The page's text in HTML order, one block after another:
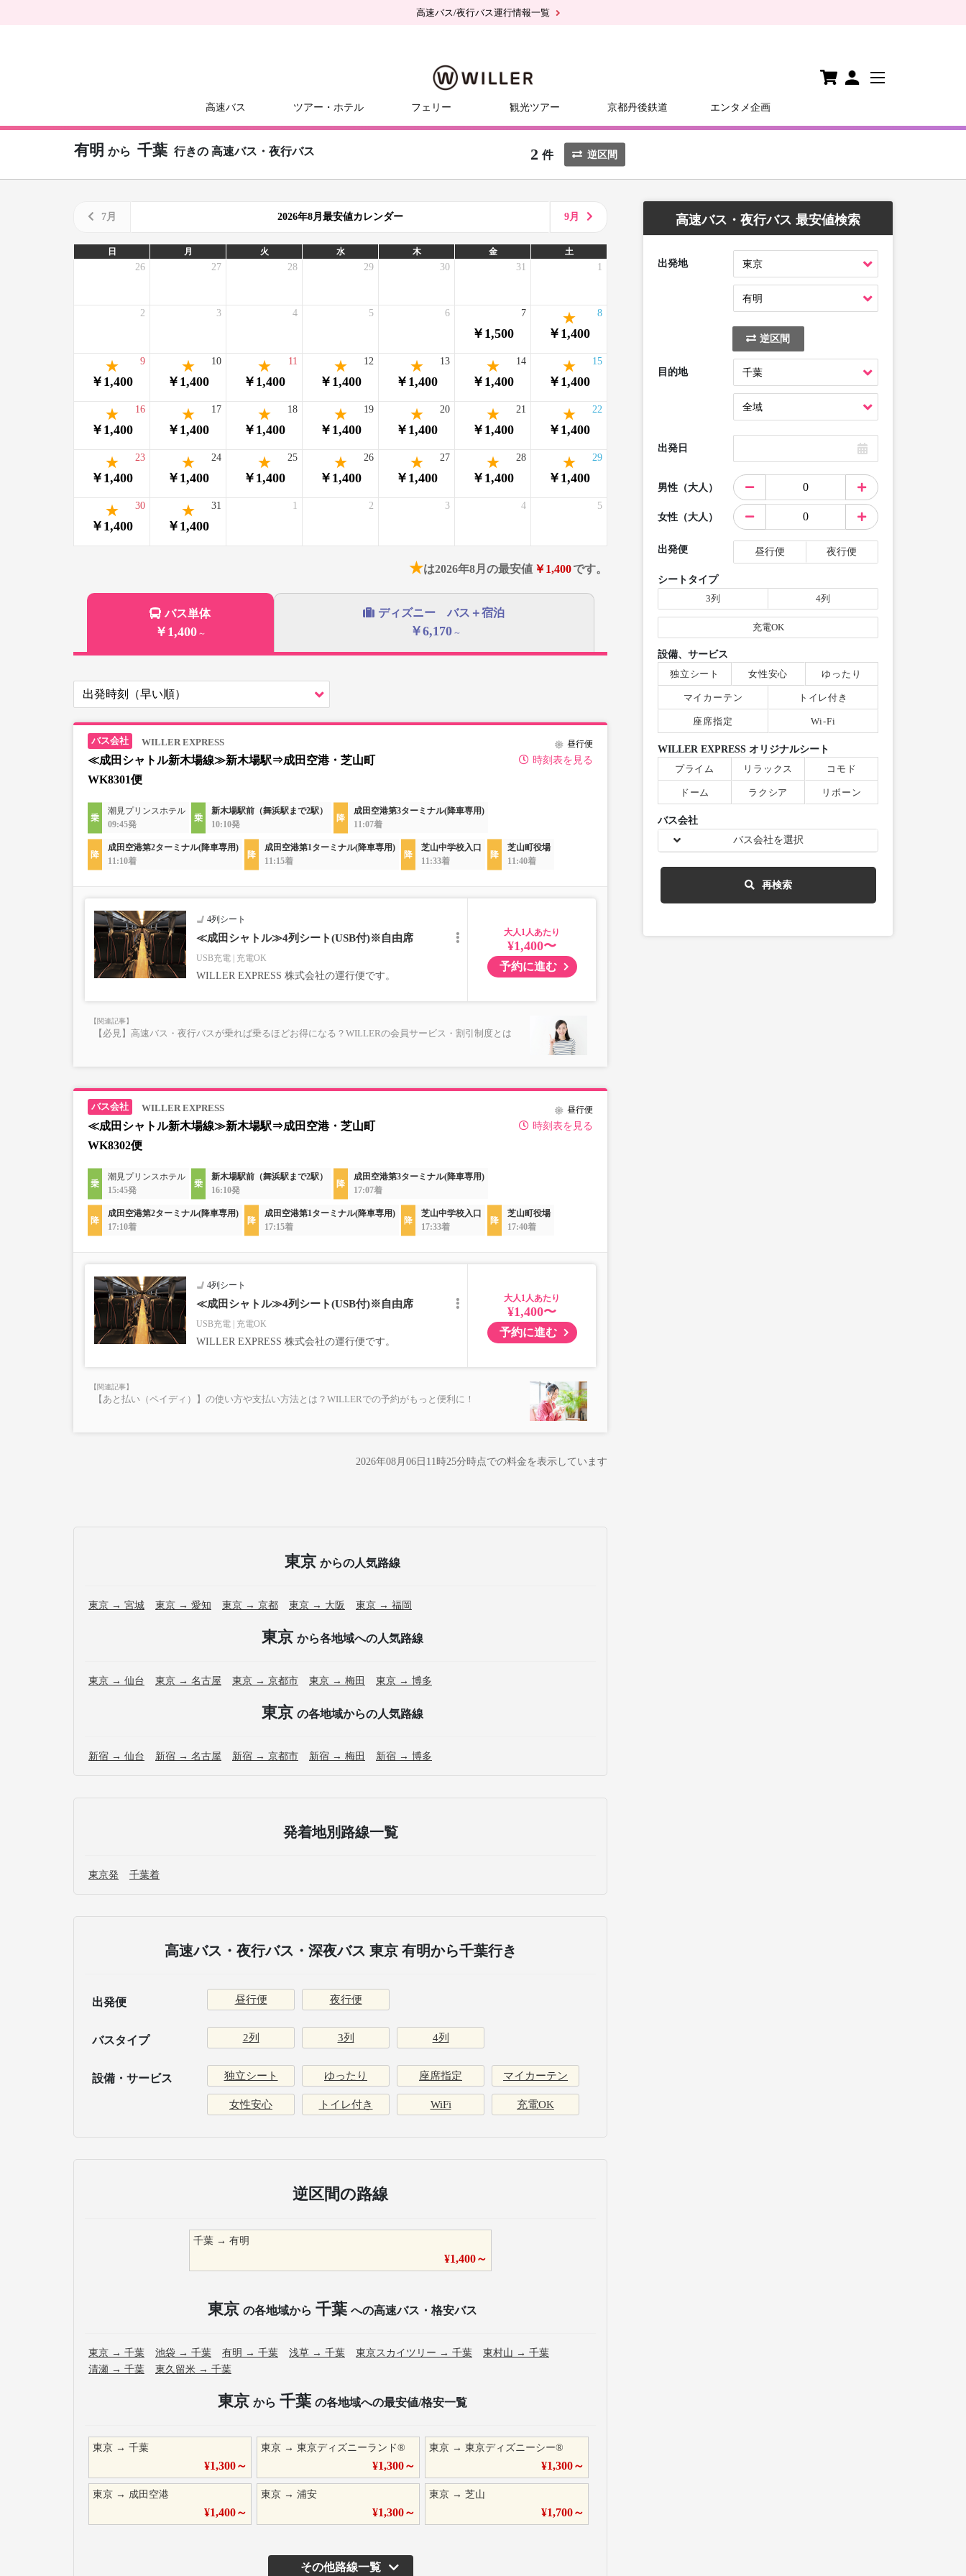
高速バス/夜行バス運行情報一覧
高速バス ツアー・ホテル フェリー 観光ツアー 京都丹後鉄道 エンタメ企画
有明 から 千葉 行きの 高速バス・夜行バス 2 件 逆区間
7月 2026年8月最安値カレンダー 9月
日 月 火 水 木 金 土
26 27 28 29 30 31 1
2 3 4 5 6
￥1,500
7
￥1,400
8
￥1,400
9
￥1,400
10
￥1,400
11
￥1,400
12
￥1,400
13
￥1,400
14
￥1,400
15
￥1,400
16
￥1,400
17
￥1,400
18
￥1,400
19
￥1,400
20
￥1,400
21
￥1,400
22
￥1,400
23
￥1,400
24
￥1,400
25
￥1,400
26
￥1,400
27
￥1,400
28
￥1,400
29
￥1,400
30
￥1,400
31 1 2 3 4 5
★は2026年8月の最安値 ￥1,400です。
バス単体
￥1,400 ～
ディズニー バス＋宿泊
￥6,170 ～
WILLER EXPRESS
≪成田シャトル新木場線≫新木場駅⇒成田空港・芝山町
WK8301便
時刻表を見る
昼行便
潮見プリンスホテル
09:45発
新木場駅前（舞浜駅まで2駅）
10:10発
成田空港第3ターミナル(降車専用)
11:07着
成田空港第2ターミナル(降車専用)
11:10着
成田空港第1ターミナル(降車専用)
11:15着
芝山中学校入口
11:33着
芝山町役場
11:40着
4列シート
≪成田シャトル≫4列シート(USB付)※自由席
USB充電 充電OK
WILLER EXPRESS 株式会社の運行便です。
大人
¥1,400〜
予約に進む
【必見】高速バス・夜行バスが乗れば乗るほどお得になる？WILLERの会員サービス・割引制度とは
WILLER EXPRESS
≪成田シャトル新木場線≫新木場駅⇒成田空港・芝山町
WK8302便
時刻表を見る
昼行便
潮見プリンスホテル
15:45発
新木場駅前（舞浜駅まで2駅）
16:10発
成田空港第3ターミナル(降車専用)
17:07着
成田空港第2ターミナル(降車専用)
17:10着
成田空港第1ターミナル(降車専用)
17:15着
芝山中学校入口
17:33着
芝山町役場
17:40着
4列シート
≪成田シャトル≫4列シート(USB付)※自由席
USB充電 充電OK
WILLER EXPRESS 株式会社の運行便です。
大人
¥1,400〜
予約に進む
【あと払い（ペイディ）】の使い方や支払い方法とは？WILLERでの予約がもっと便利に！
2026年08月06日11時25分時点での料金を表示しています
東京 からの人気路線
東京 → 宮城 東京 → 愛知 東京 → 京都 東京 → 大阪 東京 → 福岡
東京 から各地域への人気路線
東京 → 仙台 東京 → 名古屋 東京 → 京都市 東京 → 梅田 東京 → 博多
東京 の各地域からの人気路線
新宿 → 仙台 新宿 → 名古屋 新宿 → 京都市 新宿 → 梅田 新宿 → 博多
発着地別路線一覧
東京発 千葉着
高速バス・夜行バス・深夜バス 東京 有明から千葉行き
出発便 昼行便 夜行便
バスタイプ 2列 3列 4列
設備・サービス 独立シート ゆったり 座席指定 マイカーテン
女性安心 トイレ付き WiFi 充電OK
逆区間の路線
千葉 →有明
¥1,400～
東京 の各地域から 千葉 への高速バス・格安バス
東京 → 千葉 池袋 → 千葉 有明 → 千葉 浅草 → 千葉 東京スカイツリー → 千葉 東村山 → 千葉
清瀬 → 千葉 東久留米 → 千葉
東京 から 千葉 の各地域への最安値/格安一覧
東京 → 千葉
¥1,300～
東京 →東京ディズニーランド®
¥1,300～
東京 →東京ディズニーシー®
¥1,300～
東京 → 成田空港
¥1,400～
東京 →浦安
¥1,300～
東京 →芝山
¥1,700～
その他路線一覧
高速バス・夜行バス 最安値検索
出発地
逆区間
目的地
出発日
男性（大人）
女性（大人）
出発便 昼行便 夜行便
シートタイプ
3列
4列
充電OK
設備、サービス
独立シート
女性安心 ゆったり
マイカーテン トイレ付き
座席指定 Wi-Fi
WILLER EXPRESS オリジナルシート
プライム
リラックス コモド
ドーム ラクシア リボーン
バス会社
バス会社を選択
再検索